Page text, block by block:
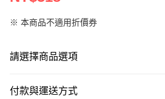
※ 本商品不適用折價券
請選擇商品選項
付款與運送方式